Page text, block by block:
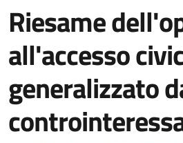
Riesame
all'accesso
generalizzato